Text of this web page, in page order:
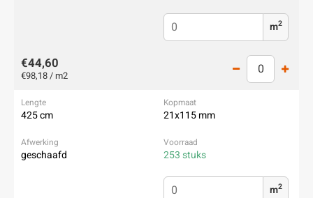
m2
€44,60
€98,18 / m2
425 cm 21x115 mm
geschaafd 253 stuks
m2